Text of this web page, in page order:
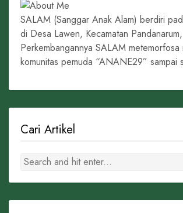
SALAM (Sanggar Anak Alam) berdiri
di Desa Lawen, Kecamatan
Perkembangannya SALAM metemorfosa
komunitas pemuda “ANANE29” sampai
Cari Artikel